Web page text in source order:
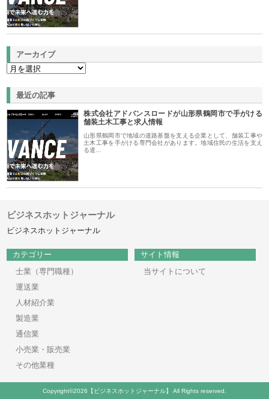
アーカイブ
最近の記事
株式会社アドバンスロードが山形県鶴岡市で手がける
舗装土木工事と求人情報
山形県鶴岡市で地域の道路基盤を支える企業として、舗装工事や
土木工事を手がける専門会社があります。地域住民の生活を支え
る道…
ビジネスホットジャーナル
ビジネスホットジャーナル
カテゴリー
士業（専門職種）
運送業
人材紹介業
製造業
通信業
小売業・販売業
その他業種
サイト情報
当サイトについて
Copyright©2026【ビジネスホットジャーナル】 All Rights reserved.